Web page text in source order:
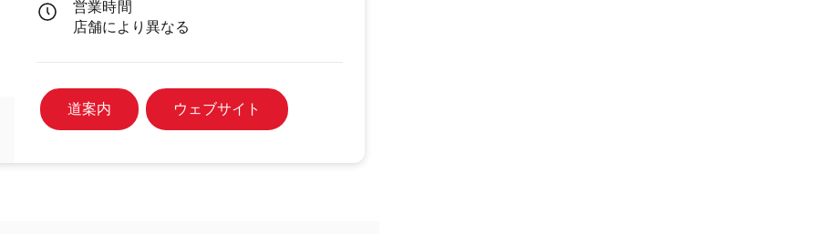
営業時間
店舗により異なる
道案内 ウェブサイト